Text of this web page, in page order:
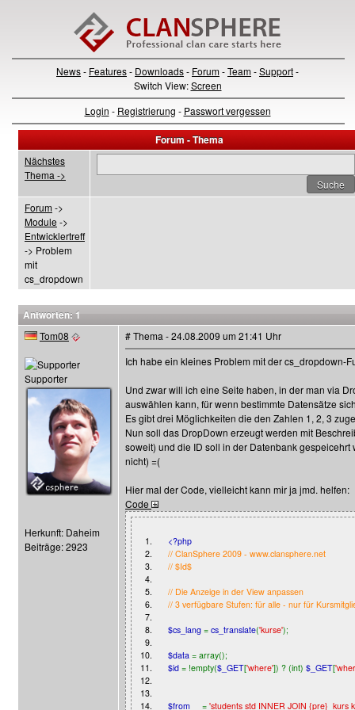
News- Features- Downloads- Forum-Team-Support-
Switch View:Screen
Login - Registrierung - Passwort vergessen
Forum - Thema
Nächstes
Thema ->
Forum->
Module ->
Entwicklertreff
-> Problem
mit
cs_dropdown
Antworten: 1
Tom08
Supporter
Herkunft: Daheim
Beiträge: 2923
# Thema - 24.08.2009 um 21:41 Uhr
Ich habe ein kleines Problem mit der cs_dropdown-
Und zwar will ich eine Seite haben, in der man via
auswählen kann, für wenn bestimmte Datensätze
Es gibt drei Möglichkeiten die den Zahlen 1, 2, 3
Nun soll das DropDown erzeugt werden mit
soweit) und die ID soll in der Datenbank gespeicehrt
nicht) =(
Hier mal der Code, vielleicht kann mir ja jmd. helfen:
Code
1.
2.
3.
4.
5.
6.
7.
8.
9.
10.
11.
12.
13.
14.
<?php
// ClanSphere 2009 - www.clansphere.net
// $Id$
// Die Anzeige in der View anpassen
// 3 verfügbare Stufen: für alle - nur für
$cs_lang = cs_translate('kurse');
$data = array();
$id = !empty($_GET['where']) ? (int) $_GET[
$from = 'students std INNER JOIN {pre}_kurs